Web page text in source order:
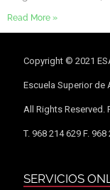
Read More »
Copyright © 2021
Escuela Superior de
All Rights Reserved.
T. 968 214 629 F. 968
SERVICIOS